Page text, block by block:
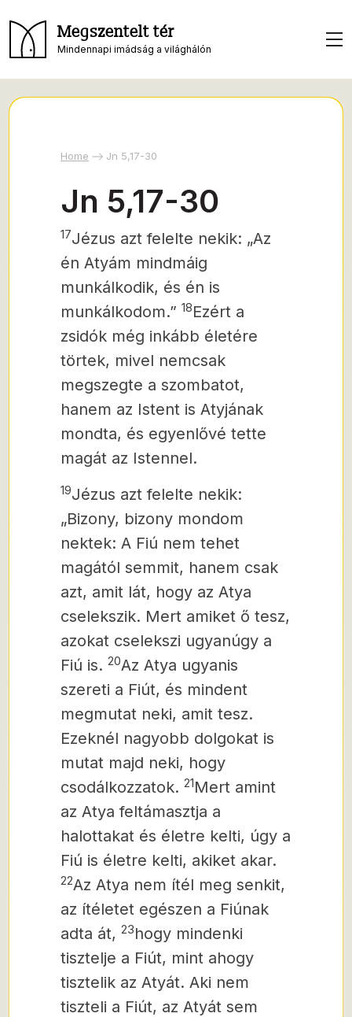
Megszentelt tér
Mindennapi imádság a világhálón
Home Jn 5,17-30
Jn 5,17-30
17Jézus azt felelte nekik: „Az
én Atyám mindmáig
munkálkodik, és én is
munkálkodom.” 18Ezért a
zsidók még inkább életére
törtek, mivel nemcsak
megszegte a szombatot,
hanem az Istent is Atyjának
mondta, és egyenlővé tette
magát az Istennel.
19Jézus azt felelte nekik:
„Bizony, bizony mondom
nektek: A Fiú nem tehet
magától semmit, hanem csak
azt, amit lát, hogy az Atya
cselekszik. Mert amiket ő tesz,
azokat cselekszi ugyanúgy a
Fiú is. 20Az Atya ugyanis
szereti a Fiút, és mindent
megmutat neki, amit tesz.
Ezeknél nagyobb dolgokat is
mutat majd neki, hogy
csodálkozzatok. 21Mert amint
az Atya feltámasztja a
halottakat és életre kelti, úgy a
Fiú is életre kelti, akiket akar.
22Az Atya nem ítél meg senkit,
az ítéletet egészen a Fiúnak
adta át, 23hogy mindenki
tisztelje a Fiút, mint ahogy
tisztelik az Atyát. Aki nem
tiszteli a Fiút, az Atyát sem